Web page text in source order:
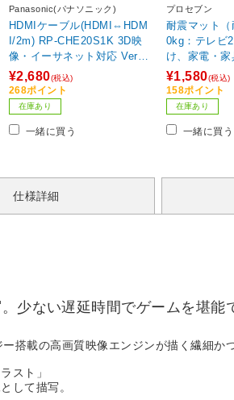
Panasonic(パナソニック)
HDMIケーブル(HDMI⇔HDM
I/2m) RP-CHE20S1K 3D映
像・イーサネット対応 Ver1.
4 【ビックカメラグループオ
リジナル】
¥2,680(税込)
268ポイント
在庫あり
一緒に買う
プロセブン
耐震マット
0kg：テレビ
け、家電・家
入り) PB-
カメラグルー
ル】
¥1,580(税込)
158ポイント
在庫あり
一緒に買う
仕様詳細
少ない遅延時間でゲームを堪能
搭載の高画質映像エンジンが描く繊細か
スト」
して描写。